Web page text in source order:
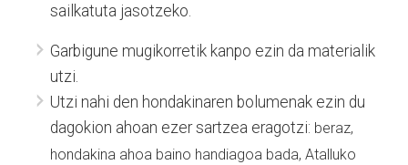
sailkatuta jasotzeko.
Garbigune mugikorretik kanpo ezin da materialik
utzi.
Utzi nahi den hondakinaren bolumenak ezin du
dagokion ahoan ezer sartzea eragotzi: beraz,
hondakina ahoa baino handiagoa bada, Atalluko